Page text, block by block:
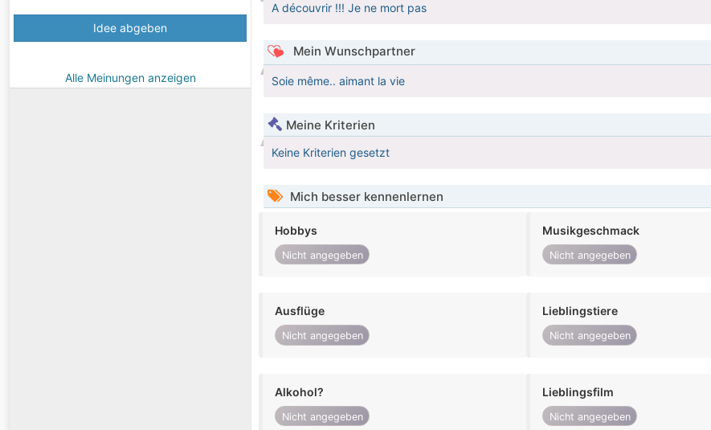
Idee abgeben
Alle Meinungen anzeigen
A découvrir !!! Je ne mort pas
Mein Wunschpartner
Soie même.. aimant la vie
Meine Kriterien
Keine Kriterien gesetzt
Mich besser kennenlernen
Hobbys
Nicht angegeben
Musikgeschmack
Nicht angegeben
Ausflüge
Nicht angegeben
Lieblingstiere
Nicht angegeben
Alkohol?
Nicht angegeben
Lieblingsfilm
Nicht angegeben